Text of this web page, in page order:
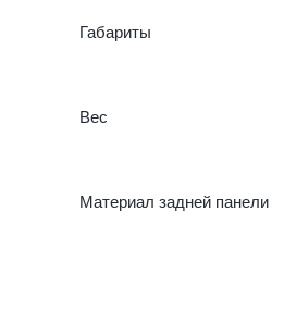
Габариты
Вес
Материал задней панели